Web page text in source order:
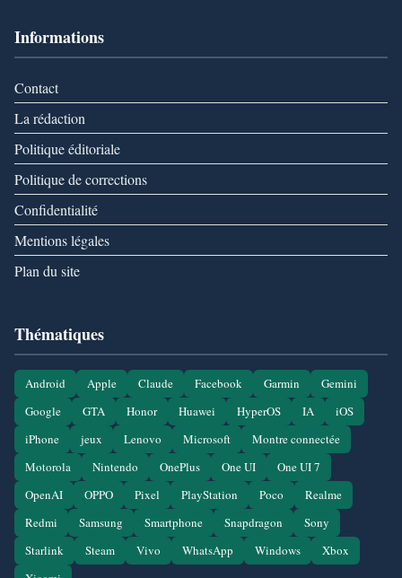
Informations
Contact
La rédaction
Politique éditoriale
Politique de corrections
Confidentialité
Mentions légales
Plan du site
Thématiques
Android Apple Claude Facebook Garmin
Gemini
Google
GTA Honor Huawei HyperOS IA
iOS
iPhone
jeux Lenovo Microsoft
Montre connectée
Motorola
Nintendo OnePlus One UI
One UI 7
OpenAI
OPPO Pixel PlayStation Poco
Realme
Redmi
Samsung Smartphone Snapdragon
Sony
Starlink
Steam Vivo WhatsApp Windows
Xbox